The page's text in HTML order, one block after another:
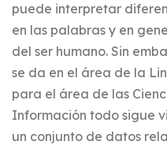
puede interpretar
en las palabras y en
del ser humano. Sin
se da en el área de la
para el área de las
Información todo sigue
un conjunto de datos